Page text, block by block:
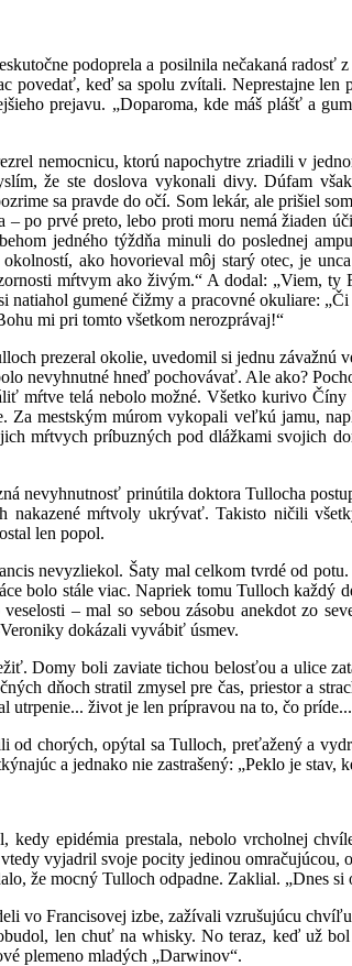
podoprela a posilnila nečakaná radosť z
povedať, keď sa spolu zvítali. Neprestajne
prejavu. „Doparoma, kde máš plášť a
ktorú napochytre zriadili v jednom
že ste doslova vykonali divy. Dúfam
sa pravde do očí. Som lekár, ale prišiel
– po prvé preto, lebo proti moru nemá žiaden
jedného týždňa minuli do poslednej
ako hovorieval môj starý otec, je
mŕtvym ako živým.“ A dodal: „Viem,
natiahol gumené čižmy a pracovné okuliare:
mi pri tomto všetkom nerozprávaj!“
okolie, uvedomil si jednu závažnú
nevyhnutné hneď pochovávať. Ale ako?
mŕtve telá nebolo možné. Všetko kurivo
Za mestským múrom vykopali veľkú jamu,
mŕtvych príbuzných pod dlážkami svojich
prinútila doktora Tullocha
nakazené mŕtvoly ukrývať. Takisto ničili
len popol.
Šaty mal celkom tvrdé od potu.
bolo stále viac. Napriek tomu Tulloch každý
– mal so sebou zásobu anekdot zo
dokázali vyvábiť úsmev.
boli zaviate tichou belosťou a ulice
dňoch stratil zmysel pre čas, priestor a
utrpenie... život je len prípravou na to, čo
opýtal sa Tulloch, preťažený a
a jednako nie zastrašený: „Peklo je stav,
prestala, nebolo vrcholnej chvíle,
vyjadril svoje pocity jedinou omračujúcou,
že mocný Tulloch odpadne. Zaklial. „Dnes
Francisovej izbe, zažívali vzrušujúcu chvíľu
len chuť na whisky. No teraz, keď už
plemeno mladých „Darwinov“.